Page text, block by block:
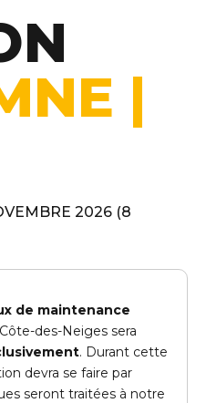
|
2026 (8
de maintenance
des-Neiges sera
. Durant cette
devra se faire par
seront traitées à notre